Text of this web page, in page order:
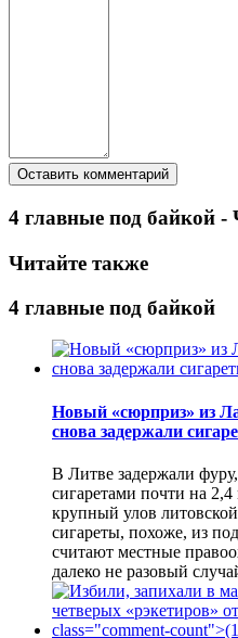
4 главные под байкой -
Читайте также
4 главные под байкой
Новый «сюрприз» из
снова задержали
В Литве задержали
сигаретами почти на
крупный улов
сигареты, похоже, из
считают местные
далеко не разовый